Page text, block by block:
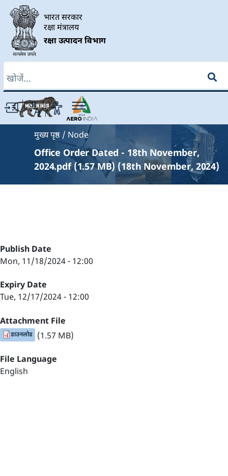
Skip to main content
भारत सरकार
रक्षा मंत्रालय
रक्षा उत्पादन विभाग
मुख्य पृष्ठ Node
Office Order Dated - 18th November,
2024.pdf (1.57 MB) (18th November, 2024)
Publish Date
Mon, 11/18/2024 - 12:00
Expiry Date
Tue, 12/17/2024 - 12:00
Attachment File
डाउनलोड (1.57 MB)
File Language
English